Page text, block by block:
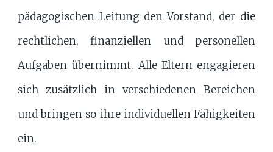
pädagogischen Leitung den Vorstand, der die
rechtlichen, finanziellen und personellen
Aufgaben übernimmt. Alle Eltern engagieren
sich zusätzlich in verschiedenen Bereichen
und bringen so ihre individuellen Fähigkeiten
ein.